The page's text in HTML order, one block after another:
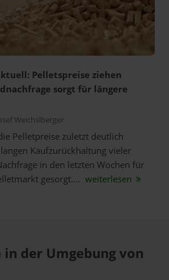
Pelletspreise ziehen
sorgt für längere
Weichslberger
Pelletpreise zuletzt deutlich
Kaufzurückhaltung vieler
in den letzten Wochen für
gesorgt.... weiterlesen
in der Umgebung von